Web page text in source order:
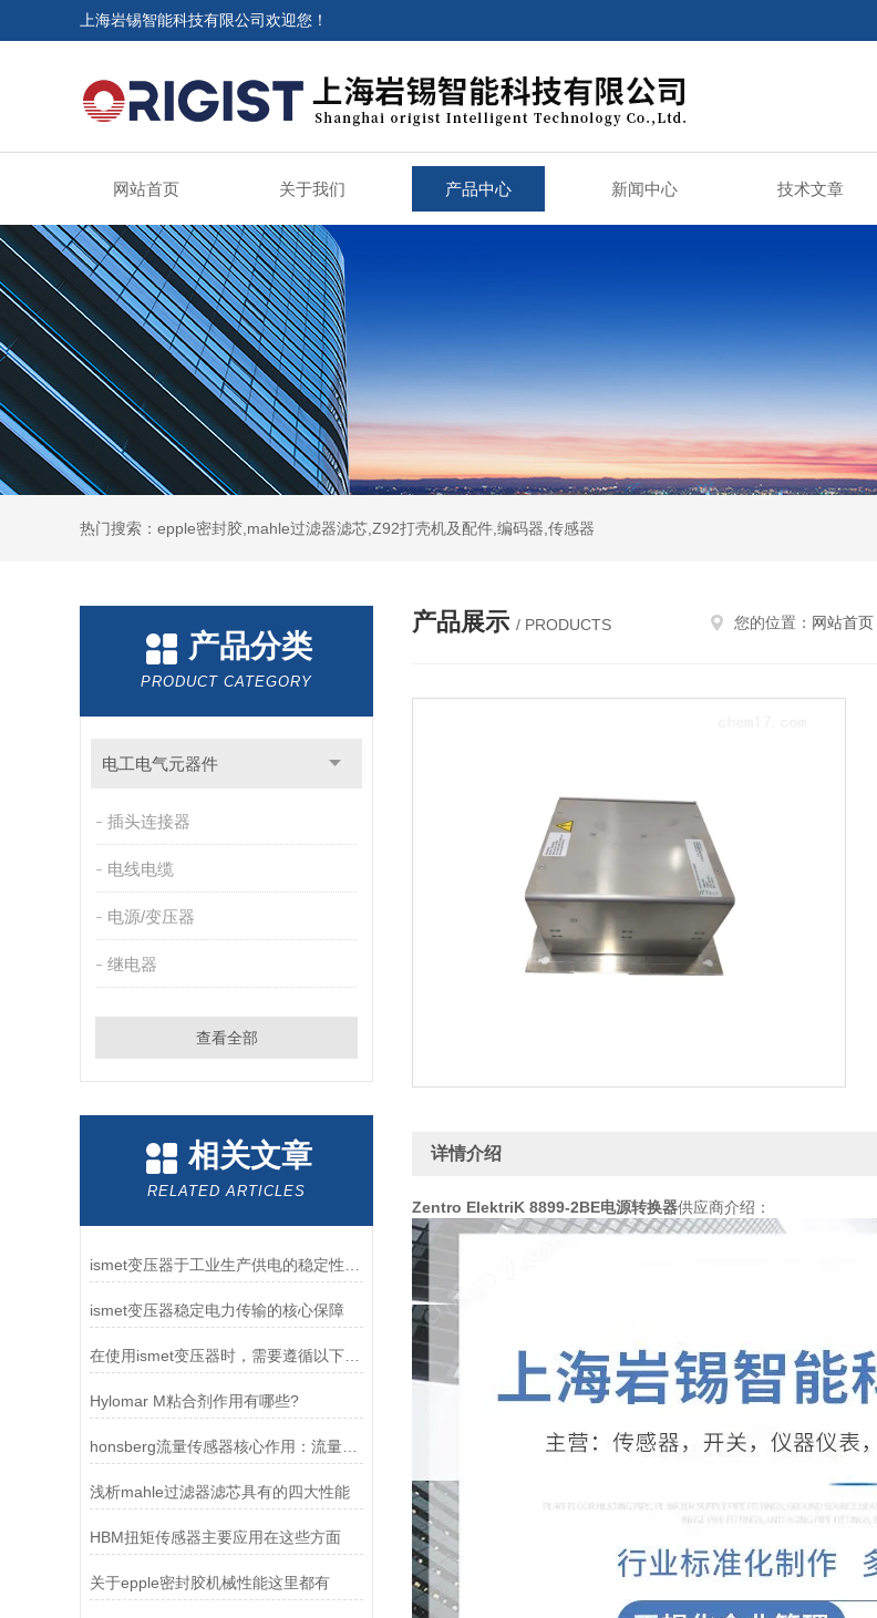
上海岩锡智能科技有限公司欢迎您！
网站首页 关于我们 产品中心 新闻中心 技术文章
热门搜索：epple密封胶,mahle过滤器滤芯,Z92打壳机及配件,编码器,传感器
产品分类
PRODUCT CATEGORY
电工电气元器件
插头连接器
电线电缆
电源/变压器
继电器
查看全部
相关文章
RELATED ARTICLES
ismet变压器稳定电力传输的核心保障
在使用ismet变压器时，需要遵循以下要求
Hylomar M粘合剂作用有哪些?
honsberg流量传感器核心作用：流量监测与控制
浅析mahle过滤器滤芯具有的四大性能
HBM扭矩传感器主要应用在这些方面
关于epple密封胶机械性能这里都有
产品展示 / PRODUCTS 您的位置： 网站首页
详情介绍
Zentro ElektriK 8899-2BE电源转换器供应商介绍：